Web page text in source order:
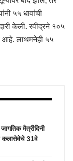
५५ धावांची
केली. रवींद्रने १०५
आहे. लाथमनेही ५५
मैत्रीदिनी
व कलासेवेचे 31वे